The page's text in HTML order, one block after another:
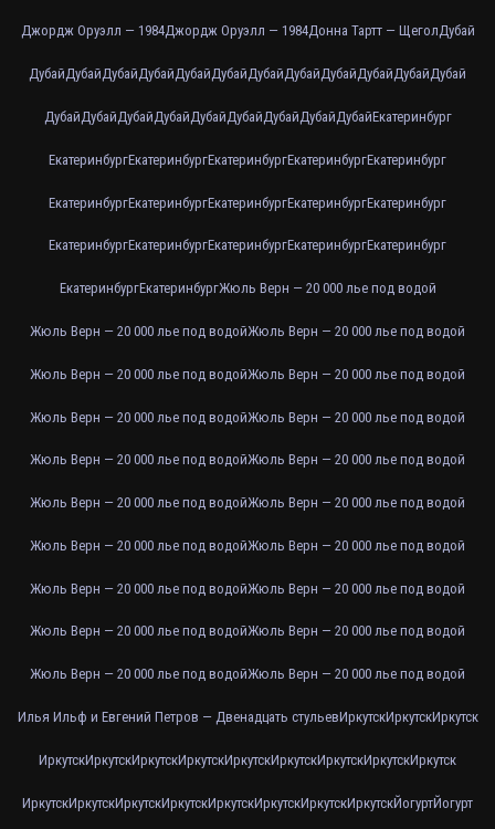
Джордж Оруэлл — 1984Джордж Оруэлл — 1984Донна Тартт — ЩеголДубай
ДубайДубайДубайДубайДубайДубайДубайДубайДубайДубайДубайДубай
ДубайДубайДубайДубайДубайДубайДубайДубайДубайЕкатеринбург
ЕкатеринбургЕкатеринбургЕкатеринбургЕкатеринбургЕкатеринбург
ЕкатеринбургЕкатеринбургЕкатеринбургЕкатеринбургЕкатеринбург
ЕкатеринбургЕкатеринбургЕкатеринбургЕкатеринбургЕкатеринбург
ЕкатеринбургЕкатеринбургЖюль Верн — 20 000 лье под водой
Жюль Верн — 20 000 лье под водойЖюль Верн — 20 000 лье под водой
Жюль Верн — 20 000 лье под водойЖюль Верн — 20 000 лье под водой
Жюль Верн — 20 000 лье под водойЖюль Верн — 20 000 лье под водой
Жюль Верн — 20 000 лье под водойЖюль Верн — 20 000 лье под водой
Жюль Верн — 20 000 лье под водойЖюль Верн — 20 000 лье под водой
Жюль Верн — 20 000 лье под водойЖюль Верн — 20 000 лье под водой
Жюль Верн — 20 000 лье под водойЖюль Верн — 20 000 лье под водой
Жюль Верн — 20 000 лье под водойЖюль Верн — 20 000 лье под водой
Жюль Верн — 20 000 лье под водойЖюль Верн — 20 000 лье под водой
Илья Ильф и Евгений Петров — Двенадцать стульевИркутскИркутскИркутск
ИркутскИркутскИркутскИркутскИркутскИркутскИркутскИркутскИркутск
ИркутскИркутскИркутскИркутскИркутскИркутскИркутскИркутскЙогуртЙогурт